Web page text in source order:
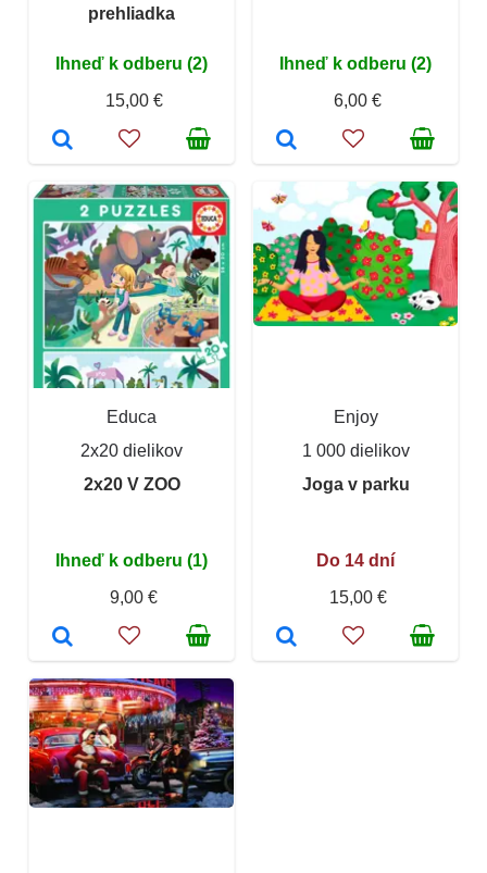
prehliadka
Ihneď k odberu (2)
15,00 €
Ihneď k odberu (2)
6,00 €
Educa
2x20 dielikov
2x20 V ZOO
Ihneď k odberu (1)
9,00 €
Enjoy
1 000 dielikov
Joga v parku
Do 14 dní
15,00 €